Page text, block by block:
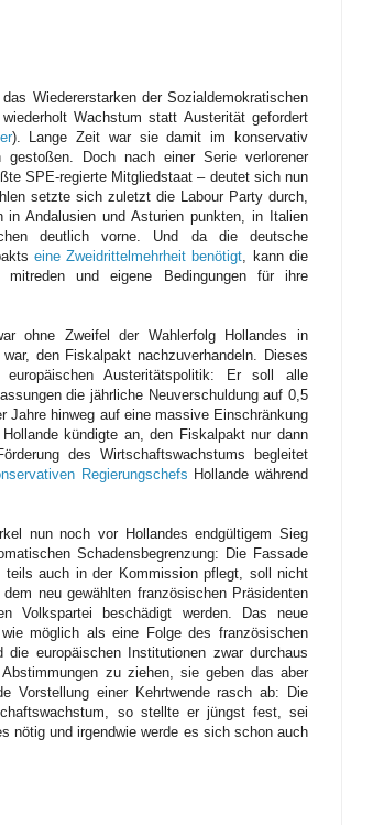
Wiedererstarken der Sozialdemokratischen
Wachstum statt Austerität gefordert
). Lange Zeit war sie damit im konservativ
Doch nach einer Serie verlorener
SPE-regierte Mitgliedstaat – deutet sich nun
setzte sich zuletzt die Labour Party durch,
Andalusien und Asturien punkten, in Italien
deutlich vorne. Und da die deutsche
eine Zweidrittelmehrheit benötigt , kann die
und eigene Bedingungen für ihre
ohne Zweifel der Wahlerfolg Hollandes in
den Fiskalpakt nachzuverhandeln. Dieses
Austeritätspolitik: Er soll alle
die jährliche Neuverschuldung auf 0,5
Jahre hinweg auf eine massive Einschränkung
Hollande kündigte an, den Fiskalpakt nur dann
des Wirtschaftswachstums begleitet
Regierungschefs Hollande während
nun noch vor Hollandes endgültigem Sieg
Schadensbegrenzung: Die Fassade
auch in der Kommission pflegt, soll nicht
neu gewählten französischen Präsidenten
Volkspartei beschädigt werden. Das neue
möglich als eine Folge des französischen
europäischen Institutionen zwar durchaus
zu ziehen, sie geben das aber
Vorstellung einer Kehrtwende rasch ab: Die
so stellte er jüngst fest, sei
nötig und irgendwie werde es sich schon auch